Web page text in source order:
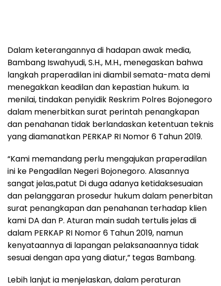
Dalam keterangannya di hadapan awak media,
Bambang Iswahyudi, S.H., M.H., menegaskan bahwa
langkah praperadilan ini diambil semata-mata demi
menegakkan keadilan dan kepastian hukum. Ia
menilai, tindakan penyidik Reskrim Polres Bojonegoro
dalam menerbitkan surat perintah penangkapan
dan penahanan tidak berlandaskan ketentuan teknis
yang diamanatkan PERKAP RI Nomor 6 Tahun 2019.
“Kami memandang perlu mengajukan praperadilan
ini ke Pengadilan Negeri Bojonegoro. Alasannya
sangat jelas,patut Di duga adanya ketidaksesuaian
dan pelanggaran prosedur hukum dalam penerbitan
surat penangkapan dan penahanan terhadap klien
kami DA dan P. Aturan main sudah tertulis jelas di
dalam PERKAP RI Nomor 6 Tahun 2019, namun
kenyataannya di lapangan pelaksanaannya tidak
sesuai dengan apa yang diatur,” tegas Bambang.
Lebih lanjut ia menjelaskan, dalam peraturan